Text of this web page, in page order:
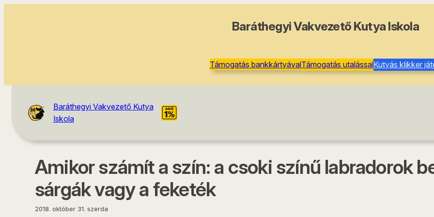
Baráthegyi Vakvezető Kutya Iskola
Támogatás bankkártyávalTámogatás utalássalKutyás klikker
Baráthegyi Vakvezető Kutya
Iskola
Amikor számít a szín: a csoki színű labradorok
sárgák vagy a feketék
2018. október 31. szerda